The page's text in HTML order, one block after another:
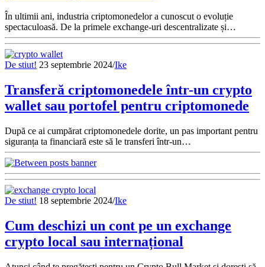
În ultimii ani, industria criptomonedelor a cunoscut o evoluție
spectaculoasă. De la primele exchange-uri descentralizate și…
De stiut! 23 septembrie 2024/Ike
Transferă criptomonedele într-un crypto
wallet sau portofel pentru criptomonede
După ce ai cumpărat criptomonedele dorite, un pas important pentru
siguranța ta financiară este să le transferi într-un…
De stiut! 18 septembrie 2024/Ike
Cum deschizi un cont pe un exchange
crypto local sau internațional